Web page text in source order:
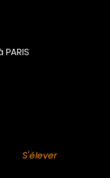
S'élever